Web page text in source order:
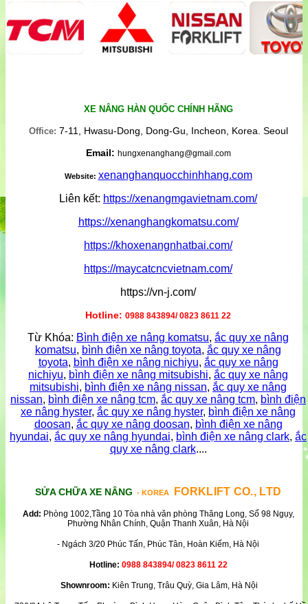
XE NÂNG HÀN QUỐC CHÍNH HÃNG
Office: 7-11, Hwasu-Dong, Dong-Gu, Incheon, Korea. Seoul
Email: hungxenanghang@gmail.com
Website: xenanghanquocchinhhang.com
Liên kết: https://xenangmgavietnam.com/
https://xenanghangkomatsu.com/
https://khoxenangnhatbai.com/
https://maycatcncvietnam.com/
https://vn-j.com/
Hotline: 0988 843894/ 0823 8611 22
Từ Khóa: Bình điện xe nâng komatsu, ắc quy xe nâng
komatsu, bình điện xe nâng toyota, ắc quy xe nâng
toyota, bình điện xe nâng nichiyu, ắc quy xe nâng
nichiyu, bình điện xe nâng mitsubishi, ắc quy xe nâng
mitsubishi, bình điện xe nâng nissan, ắc quy xe nâng
nissan, bình điện xe nâng tcm, ắc quy xe nâng tcm, bình điện
xe nâng hyster, ắc quy xe nâng hyster, bình điện xe nâng
doosan, ắc quy xe nâng doosan, bình điện xe nâng
hyundai, ắc quy xe nâng hyundai, bình điện xe nâng clark, ắc
quy xe nâng clark....
SỬA CHỮA XE NÂNG - KOREA FORKLIFT CO., LTD
Add: Phòng 1002,Tầng 10 Tòa nhà văn phòng Thăng Long, Số 98 Ngụy,
Phường Nhân Chính, Quận Thanh Xuân, Hà Nội
- Ngách 3/20 Phúc Tấn, Phúc Tân, Hoàn Kiếm, Hà Nội
Hotline: 0988 843894/ 0823 8611 22
Shownroom: Kiên Trung, Trâu Quỳ, Gia Lâm, Hà Nội